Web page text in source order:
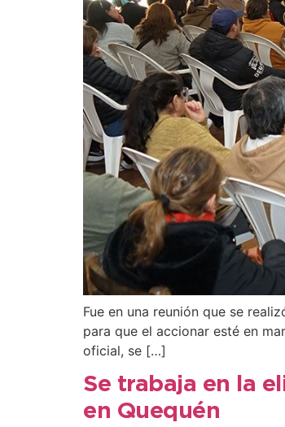
Fue en una reunión que se
para que el accionar esté en
oficial, se […]
Se trabaja en la
en Quequén